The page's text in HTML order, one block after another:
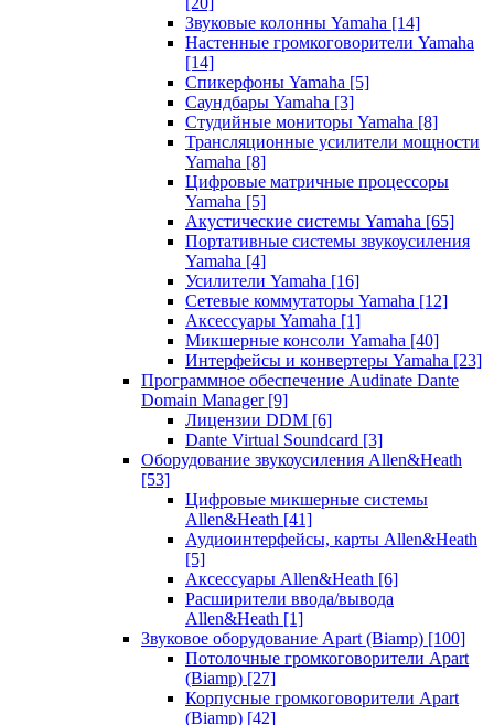
Звуковые колонны Yamaha [14]
Настенные громкоговорители Yamaha
[14]
Спикерфоны Yamaha [5]
Саундбары Yamaha [3]
Студийные мониторы Yamaha [8]
Трансляционные усилители мощности
Yamaha [8]
Цифровые матричные процессоры
Yamaha [5]
Акустические системы Yamaha [65]
Портативные системы звукоусиления
Yamaha [4]
Усилители Yamaha [16]
Сетевые коммутаторы Yamaha [12]
Аксессуары Yamaha [1]
Микшерные консоли Yamaha [40]
Интерфейсы и конвертеры Yamaha [23]
Программное обеспечение Audinate Dante
Domain Manager [9]
Лицензии DDM [6]
Dante Virtual Soundcard [3]
Оборудование звукоусиления Allen&Heath
[53]
Цифровые микшерные системы
Allen&Heath [41]
Аудиоинтерфейсы, карты Allen&Heath
[5]
Аксессуары Allen&Heath [6]
Расширители ввода/вывода
Allen&Heath [1]
Звуковое оборудование Apart (Biamp) [100]
Потолочные громкоговорители Apart
(Biamp) [27]
Корпусные громкоговорители Apart
(Biamp) [42]